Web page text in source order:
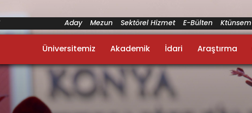
Aday Mezun Sektörel Hizmet E-Bülten Ktünsem
Üniversitemiz Akademik İdari Araştırma